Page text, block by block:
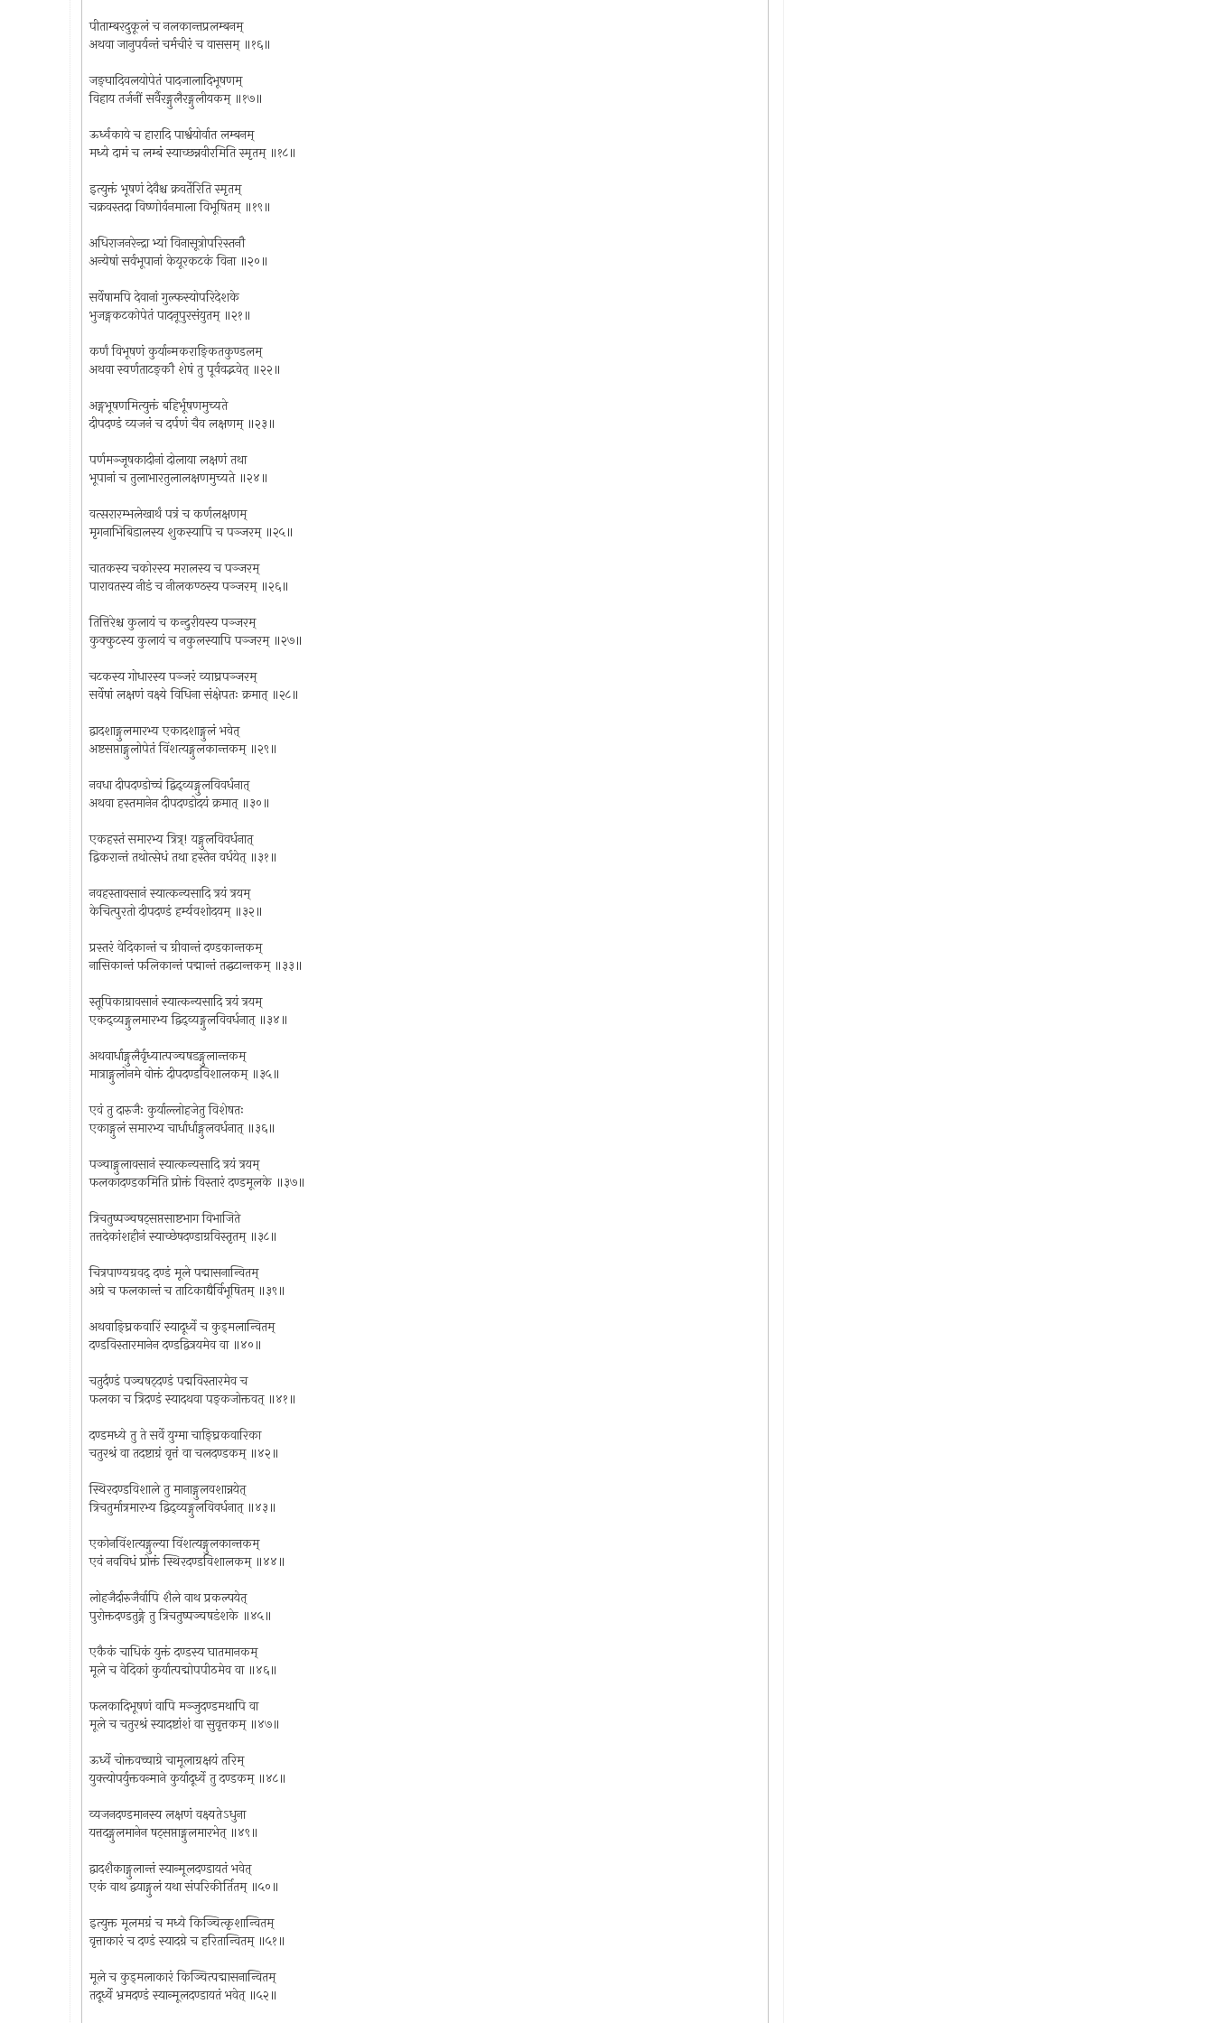
पीताम्बरदुकूलं च नलकान्तप्रलम्बनम्
अथवा जानुपर्यन्तं चर्मचीरं च वाससम् ॥१६॥
जङ्घादिवलयोपेतं पादजालादिभूषणम्
विहाय तर्जनीं सर्वैरङ्गुलैरङ्गुलीयकम् ॥१७॥
ऊर्ध्वकाये च हारादि पार्श्वयोर्वात लम्बनम्
मध्ये दामं च लम्बं स्याच्छन्नवीरमिति स्मृतम् ॥१८॥
इत्युक्तं भूषणं देवैश्च क्रवर्तेरिति स्मृतम्
चक्रवस्तदा विष्णोर्वनमाला विभूषितम् ॥१९॥
अधिराजनरेन्द्रा भ्यां विनासूत्रोपरिस्तनौ
अन्येषां सर्वभूपानां केयूरकटकं विना ॥२०॥
सर्वेषामपि देवानां गुल्फस्योपरिदेशके
भुजङ्गकटकोपेतं पादनूपुरसंयुतम् ॥२१॥
कर्णं विभूषणं कुर्यान्मकराङ्कितकुण्डलम्
अथवा स्वर्णताटङ्कौ शेषं तु पूर्ववद्भवेत् ॥२२॥
अङ्गभूषणमित्युक्तं बहिर्भूषणमुच्यते
दीपदण्डं व्यजनं च दर्पणं चैव लक्षणम् ॥२३॥
पर्णमञ्जूषकादीनां दोलाया लक्षणं तथा
भूपानां च तुलाभारतुलालक्षणमुच्यते ॥२४॥
वत्सरारम्भलेखार्थं पत्रं च कर्णलक्षणम्
मृगनाभिबिडालस्य शुकस्यापि च पञ्जरम् ॥२५॥
चातकस्य चकोरस्य मरालस्य च पञ्जरम्
पारावतस्य नीडं च नीलकण्ठस्य पञ्जरम् ॥२६॥
तित्तिरेश्च कुलायं च कन्दुरीयस्य पञ्जरम्
कुक्कुटस्य कुलायं च नकुलस्यापि पञ्जरम् ॥२७॥
चटकस्य गोधारस्य पञ्जरं व्याघ्रपञ्जरम्
सर्वेषां लक्षणं वक्ष्ये विधिना संक्षेपतः क्रमात् ॥२८॥
द्वादशाङ्गुलमारभ्य एकादशाङ्गुलं भवेत्
अष्टसप्ताङ्गुलोपेतं विंशत्यङ्गुलकान्तकम् ॥२९॥
नवधा दीपदण्डोच्चं द्विद्व्यङ्गुलविवर्धनात्
अथवा हस्तमानेन दीपदण्डोदयं क्रमात् ॥३०॥
एकहस्तं समारभ्य त्रित्र्! यङ्गुलविवर्धनात्
द्विकरान्तं तथोत्सेधं तथा हस्तेन वर्धयेत् ॥३१॥
नवहस्तावसानं स्यात्कन्यसादि त्रयं त्रयम्
केचित्पुरतो दीपदण्डं हर्म्यवशोदयम् ॥३२॥
प्रस्तरं वेदिकान्तं च ग्रीवान्तं दण्डकान्तकम्
नासिकान्तं फलिकान्तं पद्मान्तं तद्घटान्तकम् ॥३३॥
स्तूपिकाग्रावसानं स्यात्कन्यसादि त्रयं त्रयम्
एकद्व्यङ्गुलमारभ्य द्विद्व्यङ्गुलविवर्धनात् ॥३४॥
अथवार्धाङ्गुलैर्वृध्यात्पञ्चषडङ्गुलान्तकम्
मात्राङ्गुलोनमे वोक्तं दीपदण्डविशालकम् ॥३५॥
एवं तु दारुजैः कुर्याल्लोहजेतु विशेषतः
एकाङ्गुलं समारभ्य चार्धार्धाङ्गुलवर्धनात् ॥३६॥
पञ्चाङ्गुलावसानं स्यात्कन्यसादि त्रयं त्रयम्
फलकादण्डकमिति प्रोक्तं विस्तारं दण्डमूलके ॥३७॥
त्रिचतुष्पञ्चषट्सप्तसाष्टभाग विभाजिते
तत्तदेकांशहीनं स्याच्छेषदण्डाग्रविस्तृतम् ॥३८॥
चित्रपाण्यग्रवद् दण्डं मूले पद्मासनान्वितम्
अग्रे च फलकान्तं च ताटिकाद्यैर्विभूषितम् ॥३९॥
अथवाङ्घ्रिकवारिं स्यादूर्ध्वे च कुड्मलान्वितम्
दण्डविस्तारमानेन दण्डद्वित्रयमेव वा ॥४०॥
चतुर्दण्डं पञ्चषट्दण्डं पद्मविस्तारमेव च
फलका च त्रिदण्डं स्यादथवा पङ्कजोक्तवत् ॥४१॥
दण्डमध्ये तु ते सर्वे युग्मा चाङ्घ्रिकवारिका
चतुरश्रं वा तदष्टाग्रं वृत्तं वा चलदण्डकम् ॥४२॥
स्थिरदण्डविशाले तु मानाङ्गुलवशान्नयेत्
त्रिचतुर्मात्रमारभ्य द्विद्व्यङ्गुलविवर्धनात् ॥४३॥
एकोनविंशत्यङ्गुल्या विंशत्यङ्गुलकान्तकम्
एवं नवविधं प्रोक्तं स्थिरदण्डविशालकम् ॥४४॥
लोहजैर्दारुजैर्वापि शैले वाथ प्रकल्पयेत्
पुरोक्तदण्डतुङ्गे तु त्रिचतुष्पञ्चषडंशके ॥४५॥
एकैकं चाधिकं युक्तं दण्डस्य घातमानकम्
मूले च वेदिकां कुर्यात्पद्मोपपीठमेव वा ॥४६॥
फलकादिभूषणं वापि मञ्जुदण्डमथापि वा
मूले च चतुरश्रं स्यादष्टांशं वा सुवृत्तकम् ॥४७॥
ऊर्ध्वे चोक्तवच्चाग्रे चामूलाग्रक्षयं तरिम्
युक्त्योपर्युक्तवन्माने कुर्यादूर्ध्वे तु दण्डकम् ॥४८॥
व्यजनदण्डमानस्य लक्षणं वक्ष्यतेऽधुना
यत्तदङ्गुलमानेन षट्सप्ताङ्गुलमारभेत् ॥४९॥
द्वादशैकाङ्गुलान्तं स्यान्मूलदण्डायतं भवेत्
एकं वाथ द्वयाङ्गुलं यथा संपरिकीर्तितम् ॥५०॥
इत्युक्त मूलमग्रं च मध्ये किञ्चित्कृशान्वितम्
वृत्ताकारं च दण्डं स्यादग्रे च हरितान्वितम् ॥५१॥
मूले च कुड्मलाकारं किञ्चित्पद्मासनान्वितम्
तदूर्ध्वे भ्रमदण्डं स्यान्मूलदण्डायतं भवेत् ॥५२॥